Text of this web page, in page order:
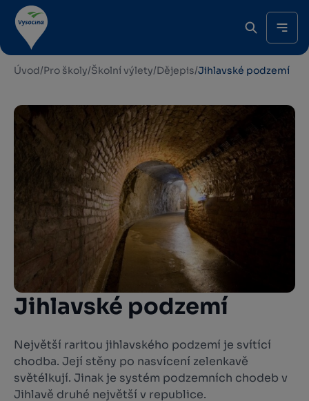
Úvod/Pro školy/Školní výlety/Dějepis/Jihlavské podzemí
Jihlavské podzemí
Největší raritou jihlavského podzemí je svítící
chodba. Její stěny po nasvícení zelenkavě
světélkují. Jinak je systém podzemních chodeb v
Jihlavě druhé největší v republice.